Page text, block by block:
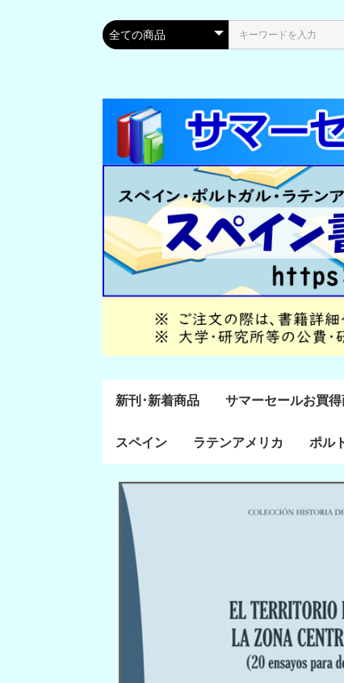
新刊･新着商品 サマーセールお買
スペイン
通史・全般
８～１５世紀
１６～１８世紀
１８世紀末～２０世紀
前半
20世紀後半以降
ラテンアメリカ
ラテン・アメリカ全般
メキシコ研究
中米・カリブ研究
キューバ研究
南米諸国
ペルー研究
チリ研究
アルゼンチン研究
ポル
ポル
ブラ